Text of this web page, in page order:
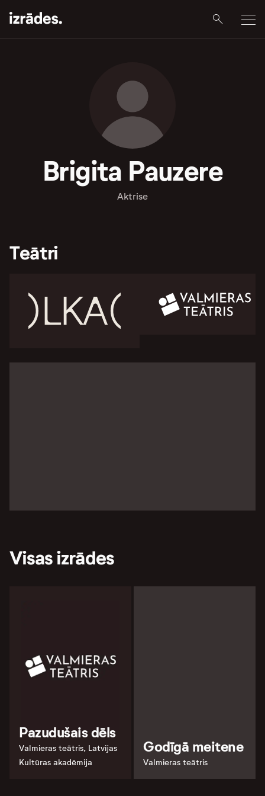
Brigita Pauzere
Aktrise
Teātri
Visas izrādes
Pazudušais dēls
Valmieras teātris, Latvijas
Kultūras akadēmija
Godīgā meitene
Valmieras teātris